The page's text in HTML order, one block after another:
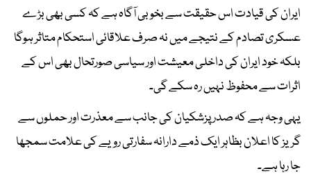
ایران کی قیادت اس حقیقت سے بخوبی آگاہ ہے کہ کسی بھی بڑے
عسکری تصادم کے نتیجے میں نہ صرف علاقائی استحکام متاثر ہوگا
بلکہ خود ایران کی داخلی معیشت اور سیاسی صورتحال بھی اس کے
اثرات سے محفوظ نہیں رہ سکے گی۔
یہی وجہ ہے کہ صدر پزشکیان کی جانب سے معذرت اور حملوں سے
گریز کا اعلان بظاہر ایک ذمے دارانہ سفارتی رویے کی علامت سمجھا
جا رہا ہے۔